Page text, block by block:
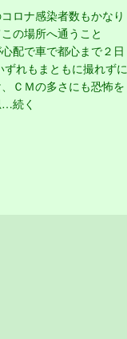
ロナ感染者数もかなり
の場所へ通うこと
配で車で都心まで２日
れもまともに撮れずに
ＣＭの多さにも恐怖を
続く